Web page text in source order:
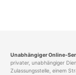
Unabhängiger Online-
privater, unabhängiger
Zulassungsstelle, einem